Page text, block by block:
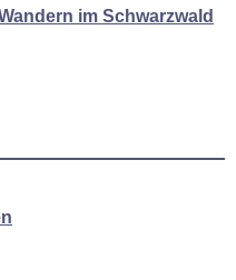
im Schwarzwald